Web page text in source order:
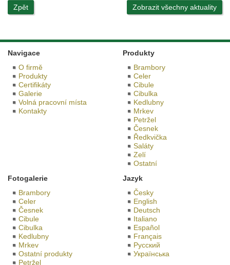
Zpět Zobrazit všechny aktuality
Navigace
O firmě
Produkty
Certifikáty
Galerie
Volná pracovní místa
Kontakty
Produkty
Brambory
Celer
Cibule
Cibulka
Kedlubny
Mrkev
Petržel
Česnek
Ředkvička
Saláty
Zelí
Ostatní
Fotogalerie
Brambory
Celer
Česnek
Cibule
Cibulka
Kedlubny
Mrkev
Ostatní produkty
Petržel
Jazyk
Česky
English
Deutsch
Italiano
Español
Français
Русский
Українська